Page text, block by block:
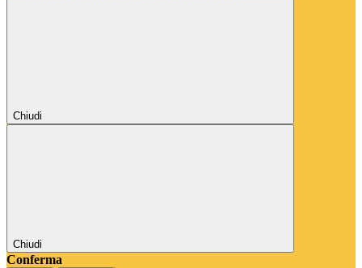
Chiudi
Chiudi
Conferma